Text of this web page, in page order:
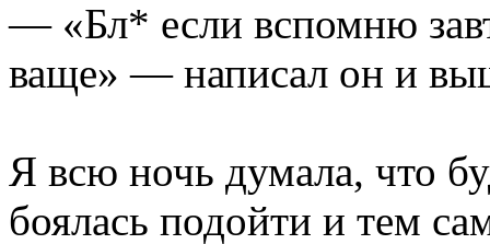
— «Бл* если вспомню
ваще» — написал он и
Я всю ночь думала, что
боялась подойти и тем